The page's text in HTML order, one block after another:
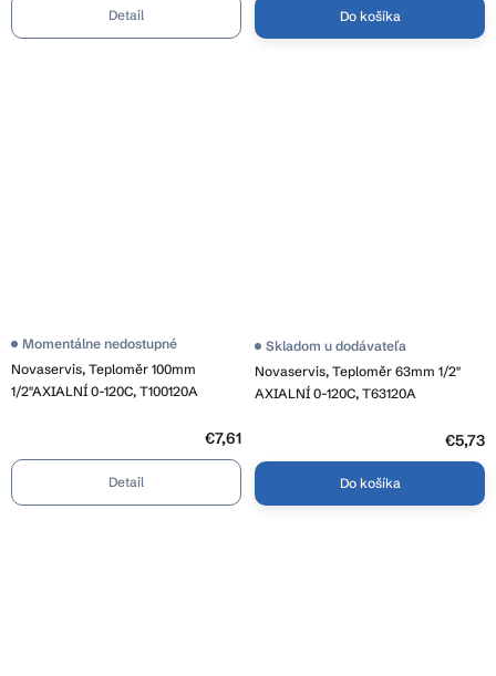
Detail Do košíka
Novaservis, Teploměr 100mm
1/2"AXIALNÍ 0-120C, T100120A
Momentálne nedostupné
€7,61
Detail
Novaservis, Teploměr 63mm 1/2"
AXIALNÍ 0-120C, T63120A
Skladom u dodávateľa
€5,73
Do košíka